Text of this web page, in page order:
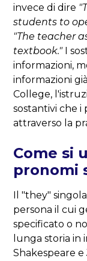
invece di dire
students to
"The teacher
textbook."I
informazioni,
informazioni
College,
sostantivi che
attraverso la
Come si
pronomi
Il "they"
persona il cui
specificato o
lunga storia in
Shakespeare